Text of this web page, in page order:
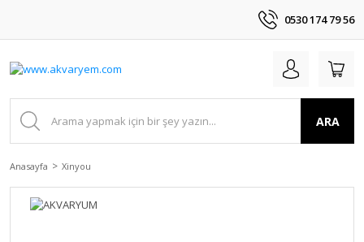
0530 174 79 56
ARA
Anasayfa Xinyou